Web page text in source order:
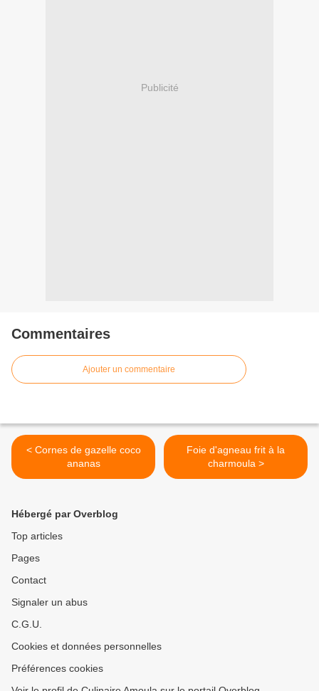
Publicité
Commentaires
Ajouter un commentaire
< Cornes de gazelle coco
ananas
Foie d'agneau frit à la
charmoula >
Hébergé par Overblog
Top articles
Pages
Contact
Signaler un abus
C.G.U.
Cookies et données personnelles
Préférences cookies